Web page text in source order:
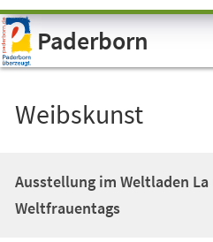
Visuelle
Assistenzsoftware
öffnen.Paderborn
Weibskunst
Ausstellung im Weltladen
Weltfrauentags